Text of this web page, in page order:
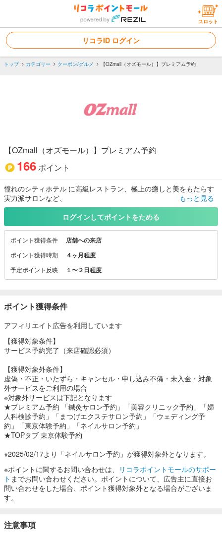
スロット
リコラID ログイン
トップ カテゴリー クーポン/グルメ 【OZmall（オズモール）】プレミアム予約
【OZmall（オズモール）】プレミアム予約
166ポイント
憧れのシティホテル に高級レストラン、極上の癒しと美をもたらす
実力派サロンなど、
価格以上の贅沢プランをお得に体験できる、女子のための予約サイ
ト「ＯＺのプレミアム予約サービス 」。
ＷＥＢで予約ができて、お支払いはお店で。簡単にお得なプランの
予約ができるから、
記念日や誕生日はもちろん、自分へのごほうびにもぴったり！
誕生日や記念日にぴったりの高級レストランのディナー予約、合コ
ン・オフィスの歓送迎会には飲み放題予約、
フェ予約など、編集部おすすめのレストランが大集合。
（※ランチ、ブッフェ、期間限定レストランはポイント獲得対象外）
▼ビューティ
運命の美容室が見つかるヘアサロン予約をはじめ、マッサージで心
も体も癒される リラクサロン予約、ペニンシュラやリッツなど一流
ホテルのスパ予約ほか、ネイルサロン予約など、キレイになれるビ
ューティサロンが大集合。
▼トラベル
いつものデートや誕生日、女子会などに泊まりたい憧れホテルを厳
選したホテル予約、名物料理が付いた1泊2食付きの温泉予約など、
週末デートや記念日などに ぴったりのホテルや温泉が大集合。
もっと見る
ログインしてポイントをためる
ポイント獲得条件 店舗への来店
ポイント獲得時期 ４ヶ月程度
予定ポイント反映 １〜２日程度
ポイント獲得条件
アフィリエイト広告を利用しています
【獲得対象条件】
サービス予約完了（来店確認必須）
【獲得対象外条件】
虚偽・不正・いたずら・キャンセル・申し込み不備・未入金・対象
外サービスをご利用の場合
※対象外サービスは下記となります
★プレミアム予約 「鍼灸サロン予約」「美容クリニック予約」「婦
人科検診予約」「まつげエクステサロン予約」「ウェディング予
約」「東京体験予約」「ネイルサロン予約」
★TOPタブ 東京体験予約
※2025/02/17より「ネイルサロン予約」が獲得対象外となります。
※ポイントに関するお問い合わせは、
リコラポイントモールのサポー
ト までお問い合わせください。ポイントについて、広告主に直接お
問い合わせをした場合、ポイント獲得対象外となる場合がございま
す。
注意事項